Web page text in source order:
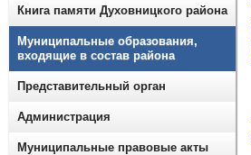
Книга памяти Духовницкого района
Муниципальные образования,
входящие в состав района
Представительный орган
Администрация
Муниципальные правовые акты